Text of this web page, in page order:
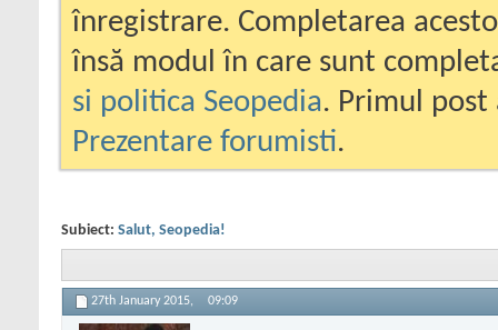
înregistrare. Completarea
însă modul în care sunt
si politica Seopedia. Primul
Prezentare forumisti.
Subiect: Salut, Seopedia!
27th January 2015, 09:09